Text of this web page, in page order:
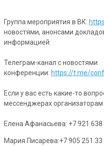
Группа мероприятия в ВК:
новостями, анонсами
информацией.
Телеграм-канал с новостями
конференции: https://t.me/
Если у вас есть какие-то
мессенджерах
Елена Афанасьева: +7 921
Мария Писарева:+7 905 251